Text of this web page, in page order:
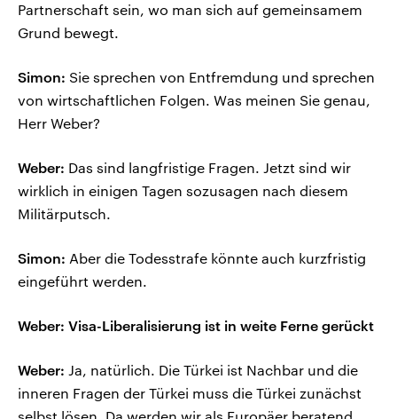
Partnerschaft sein, wo man sich auf gemeinsamem
Grund bewegt.
Simon: Sie sprechen von Entfremdung und sprechen
von wirtschaftlichen Folgen. Was meinen Sie genau,
Herr Weber?
Weber: Das sind langfristige Fragen. Jetzt sind wir
wirklich in einigen Tagen sozusagen nach diesem
Militärputsch.
Simon: Aber die Todesstrafe könnte auch kurzfristig
eingeführt werden.
Weber: Visa-Liberalisierung ist in weite Ferne gerückt
Weber: Ja, natürlich. Die Türkei ist Nachbar und die
inneren Fragen der Türkei muss die Türkei zunächst